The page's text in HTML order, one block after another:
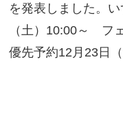
を発表しました。
（土）10:00～ フ
優先予約12月23日